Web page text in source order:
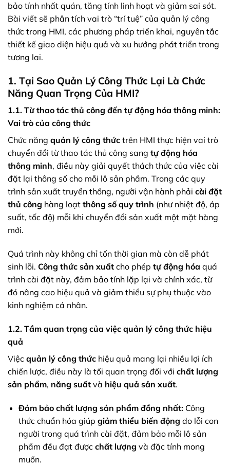
bảo tính nhất quán, tăng tính linh hoạt và giảm sai sót.
Bài viết sẽ phân tích vai trò “trí tuệ” của quản lý công
thức trong HMI, các phương pháp triển khai, nguyên tắc
thiết kế giao diện hiệu quả và xu hướng phát triển trong
tương lai.
1. Tại Sao Quản Lý Công Thức Lại Là Chức
Năng Quan Trọng Của HMI?
1.1. Từ thao tác thủ công đến tự động hóa thông minh:
Vai trò của công thức
Chức năng quản lý công thức trên HMI thực hiện vai trò
chuyển đổi từ thao tác thủ công sang tự động hóa
thông minh, điều này giải quyết thách thức của việc cài
đặt lại thông số cho mỗi lô sản phẩm. Trong các quy
trình sản xuất truyền thống, người vận hành phải cài đặt
thủ công hàng loạt thông số quy trình (như nhiệt độ, áp
suất, tốc độ) mỗi khi chuyển đổi sản xuất một mặt hàng
mới.
Quá trình này không chỉ tốn thời gian mà còn dễ phát
sinh lỗi. Công thức sản xuất cho phép tự động hóa quá
trình cài đặt này, đảm bảo tính lặp lại và chính xác, từ
đó nâng cao hiệu quả và giảm thiểu sự phụ thuộc vào
kinh nghiệm cá nhân.
1.2. Tầm quan trọng của việc quản lý công thức hiệu
quả
Việc quản lý công thức hiệu quả mang lại nhiều lợi ích
chiến lược, điều này là tối quan trọng đối với chất lượng
sản phẩm, năng suất và hiệu quả sản xuất.
Đảm bảo chất lượng sản phẩm đồng nhất:Công
thức chuẩn hóa giúp giảm thiểu biến động do lỗi con
người trong quá trình cài đặt, đảm bảo mỗi lô sản
phẩm đều đạt được chất lượng và đặc tính mong
muốn.